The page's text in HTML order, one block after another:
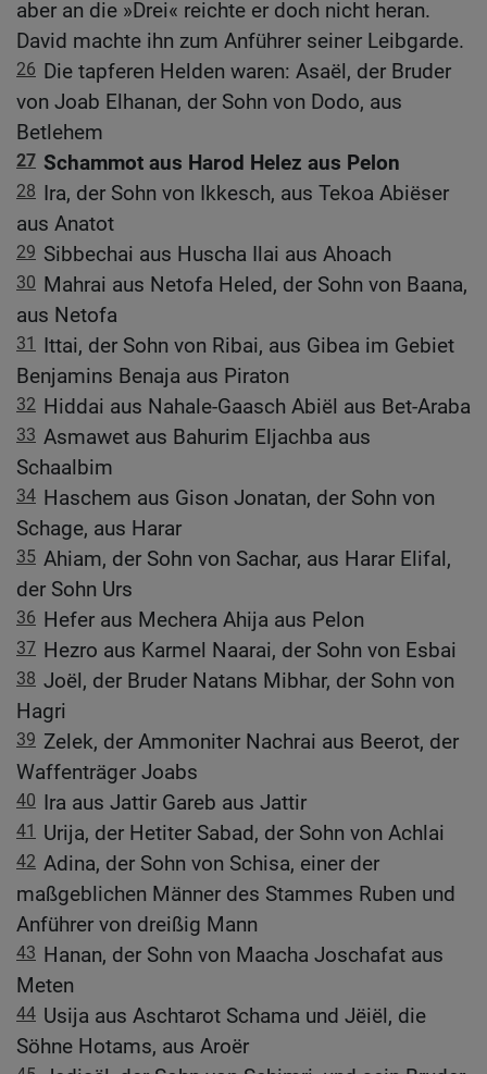
aber an die »Drei« reichte er doch nicht heran.
David machte ihn zum Anführer seiner Leibgarde.
26 Die tapferen Helden waren: Asaël, der Bruder
von Joab Elhanan, der Sohn von Dodo, aus
Betlehem
27 Schammot aus Harod Helez aus Pelon
28 Ira, der Sohn von Ikkesch, aus Tekoa Abiëser
aus Anatot
29 Sibbechai aus Huscha Ilai aus Ahoach
30 Mahrai aus Netofa Heled, der Sohn von Baana,
aus Netofa
31 Ittai, der Sohn von Ribai, aus Gibea im Gebiet
Benjamins Benaja aus Piraton
32 Hiddai aus Nahale-Gaasch Abiël aus Bet-Araba
33 Asmawet aus Bahurim Eljachba aus
Schaalbim
34 Haschem aus Gison Jonatan, der Sohn von
Schage, aus Harar
35 Ahiam, der Sohn von Sachar, aus Harar Elifal,
der Sohn Urs
36 Hefer aus Mechera Ahija aus Pelon
37 Hezro aus Karmel Naarai, der Sohn von Esbai
38 Joël, der Bruder Natans Mibhar, der Sohn von
Hagri
39 Zelek, der Ammoniter Nachrai aus Beerot, der
Waffenträger Joabs
40 Ira aus Jattir Gareb aus Jattir
41 Urija, der Hetiter Sabad, der Sohn von Achlai
42 Adina, der Sohn von Schisa, einer der
maßgeblichen Männer des Stammes Ruben und
Anführer von dreißig Mann
43 Hanan, der Sohn von Maacha Joschafat aus
Meten
44 Usija aus Aschtarot Schama und Jëiël, die
Söhne Hotams, aus Aroër